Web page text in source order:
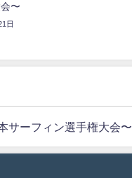
〜
日
サーフィン選手権大会〜